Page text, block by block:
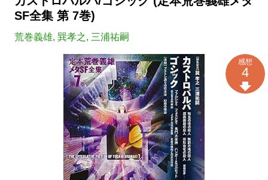
SF全集 第 7巻)
荒巻義雄, 巽孝之, 三浦祐嗣
感想
4